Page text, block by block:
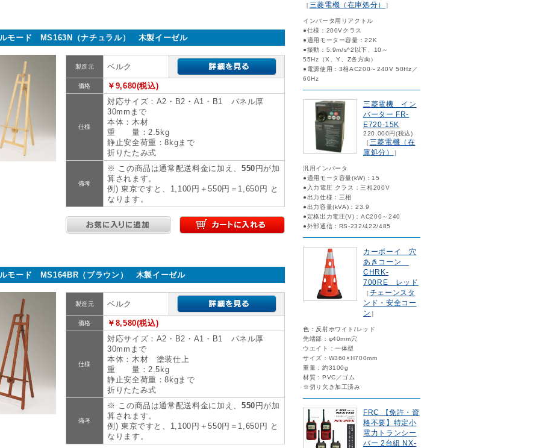
モード MS163N（ナチュラル） 木製イーゼル
製造元 ベルク
価格 ￥9,680(税込)
仕様
対応サイズ：A2・B2・A1・B1 パネル厚
30mmまで
本体：木材
重 量：2.5kg
静止安全荷重：8kgまで
折りたたみ式
備考
※ この商品は通常配送料金に加え、 550 円が加
算されます。
例) 東京ですと、1,100円＋550円＝1,650円 と
なります。
モード MS164BR（ブラウン） 木製イーゼル
製造元 ベルク
価格 ￥8,580(税込)
仕様
対応サイズ：A2・B2・A1・B1 パネル厚
30mmまで
本体：木材 塗装仕上
重 量：2.5kg
静止安全荷重：8kgまで
折りたたみ式
備考
※ この商品は通常配送料金に加え、 550 円が加
算されます。
例) 東京ですと、1,100円＋550円＝1,650円 と
なります。
［三菱電機（在庫処分） ］
インバータ用リアクトル
●仕様：200Vクラス
●適用モーター容量：22K
●振動：5.9m/s^2以下、10～
55Hz（X、Y、Z各方向）
●電源使用：3相AC200～240V 50Hz／
60Hz
三菱電機 イン
バーター FR-
E720-15K
220,000円(税込)
［三菱電機（在
庫処分）
］
汎用インバータ
●適用モータ容量(kW)：15
●入力電圧 クラス：三相200V
●出力仕様：三相
●出力容量(kVA)：23.9
●定格出力電圧(V)：AC200～240
●外部通信：RS-232/422/485
カーボーイ 穴
あきコーン
CHRK-
700RE レッド
［チェーンスタ
ンド・安全コー
ン ］
色：反射ホワイト/レッド
先端部：φ40mm穴
ウエイト：一体型
サイズ：W360×H700mm
重量：約3100g
材質：PVC／ゴム
※切り欠き加工済み
FRC 【免許・資
格不要】特定小
電力トランシー
バー 2台組 NX-